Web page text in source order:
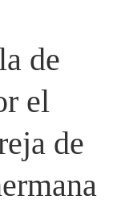
de
el
de